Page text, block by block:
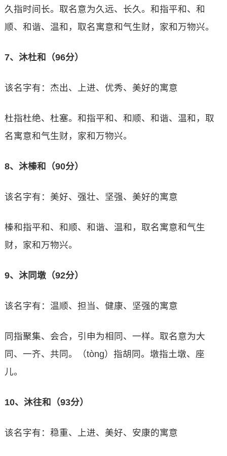
久指时间长。取名意为久远、长久。和指平和、和
顺、和谐、温和，取名寓意和气生财，家和万物兴。
7、沐杜和（96分）
该名字有：杰出、上进、优秀、美好的寓意
杜指杜绝、杜塞。和指平和、和顺、和谐、温和，取
名寓意和气生财，家和万物兴。
8、沐榛和（90分）
该名字有：美好、强壮、坚强、美好的寓意
榛和指平和、和顺、和谐、温和，取名寓意和气生
财，家和万物兴。
9、沐同墩（92分）
该名字有：温顺、担当、健康、坚强的寓意
同指聚集、会合，引申为相同、一样。取名意为大
同、一齐、共同。（tòng）指胡同。墩指土墩、座
儿。
10、沐往和（93分）
该名字有：稳重、上进、美好、安康的寓意